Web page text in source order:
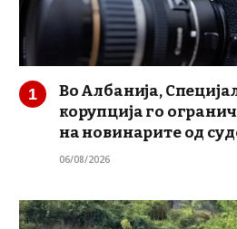
Во Албанија,
корупција го
на новинарите од
06/08/2026